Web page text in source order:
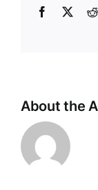
Facebook
X
About theit